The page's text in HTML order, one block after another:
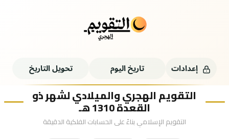
إعدادات تاريخ اليوم تحويل التاريخ
التقويم الهجري والميلادي لشهر ذو
القعدة 1310 هـ
التقويم الإسلامي بناءً على الحسابات الفلكية الدقيقة